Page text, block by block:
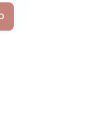
quantidade